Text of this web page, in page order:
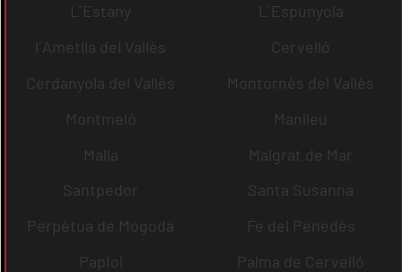
L´Estany
L´Espunyola
l´Ametlla del Vallès
Cervelló
Cerdanyola del Vallès
Montornès del Vallès
Montmeló
Manlleu
Malla
Malgrat de Mar
Santpedor
Santa Susanna
Perpètua de Mogoda
Fe del Penedès
Papiol
Palma de Cervelló